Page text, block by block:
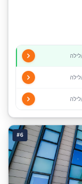
/לילה
/לילה
/לילה
#6